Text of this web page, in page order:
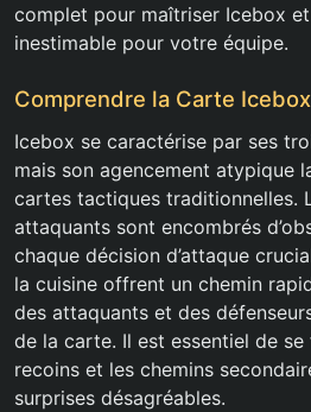
complet pour maîtriser Icebox
inestimable pour votre équipe.
Comprendre la Carte Icebox
Icebox se caractérise par ses
mais son agencement atypique
cartes tactiques traditionnelles.
attaquants sont encombrés
chaque décision d’attaque
la cuisine offrent un chemin
des attaquants et des
de la carte. Il est essentiel de
recoins et les chemins
surprises désagréables.